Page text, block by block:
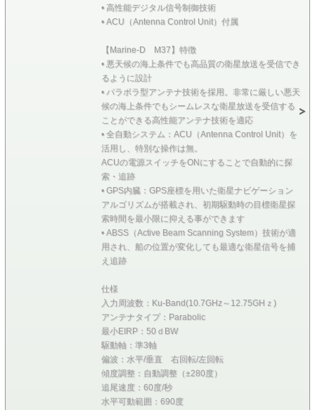
• 高性能デジタル信号制御技術
• ACU（Antenna Control Unit）付属
【Marine-D M37】特徴
• 悪天候の海上条件でも高品質の衛星放送を受信でき
るように設計
• パラボラ型アンテナ技術を採用。非常に厳しい悪天
候の海上条件でもシームレスな衛星放送を受信する
ことができる高性能アンテナ技術を適応
• 全自動システム：ACU（Antenna Control Unit）を
活用し、特別な操作は無。
ACUの電源スイッチをONにすることで自動的に探
索・追跡
• GPS内臓：GPS座標を用いた衛星ナビゲーション
アルゴリズムが搭載され、初期駆動時の目標衛星探
索時間を最小限に抑える事ができます
• ABSS（Active Beam Scanning System）技術が適
用され、船の位置が変化しても最適な衛星信号を捕
え追跡
仕様
入力周波数：Ku-Band(10.7GHz～12.75GHｚ)
アンテナタイプ：Parabolic
最小EIRP：50ｄBW
駆動軸：準3軸
偏波：水平/垂直 右回転/左回転
傾度調整：自動調整（±280度）
追尾速度：60度/秒
水平可動範囲：690度